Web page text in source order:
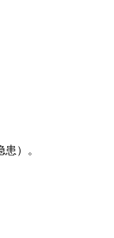
）。